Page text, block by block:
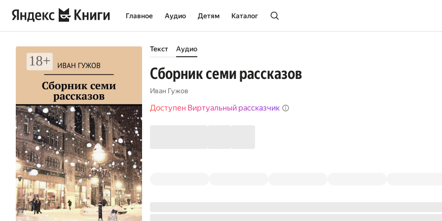
Главное Аудио Детям Каталог
Текст Аудио
Сборник семи рассказов
Иван Гужов
Доступен Виртуальный рассказчик